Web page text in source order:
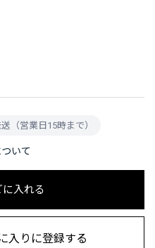
入れる
入りに登録する
（営業日15時まで）
いて